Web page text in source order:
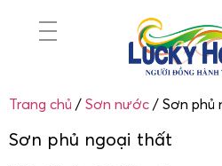
Trang chủ / Sơn nước / Sơn phủ
Sơn phủ ngoại thất